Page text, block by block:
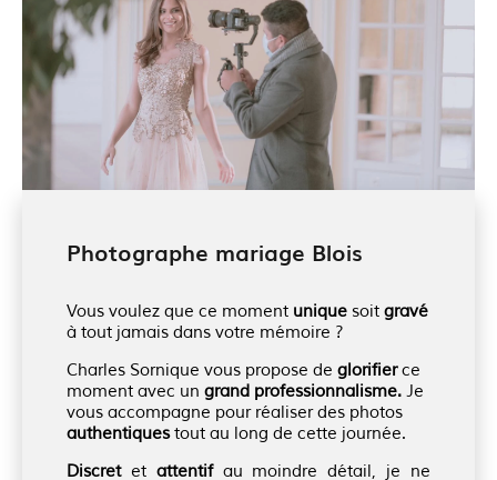
Photographe mariage Blois
Vous voulez que ce moment unique soit gravé
à tout jamais dans votre mémoire ?
Charles Sornique vous propose de glorifierce
moment avec un grand professionnalisme. Je
vous accompagne pour réaliser des photos
authentiquestout au long de cette journée.
Discretet attentifau moindre détail, je ne